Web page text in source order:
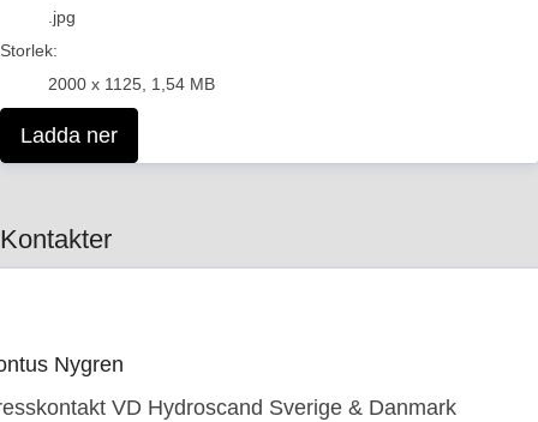
.jpg
Storlek:
2000 x 1125, 1,54 MB
Ladda ner
Kontakter
Nygren
VD Hydroscand Sverige & Danmark